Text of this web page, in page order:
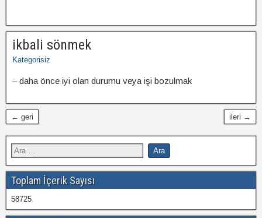
ikbali sönmek
Kategorisiz
– daha önce iyi olan durumu veya işi bozulmak
← geri ileri →
Toplam İçerik Sayısı
58725